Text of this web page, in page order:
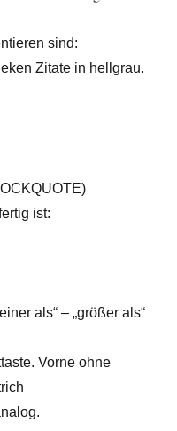
sind:
Zitate in hellgrau.
ist:
als“ – „größer als“
Vorne ohne